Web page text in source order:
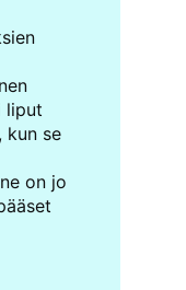
liput
kun se
on jo